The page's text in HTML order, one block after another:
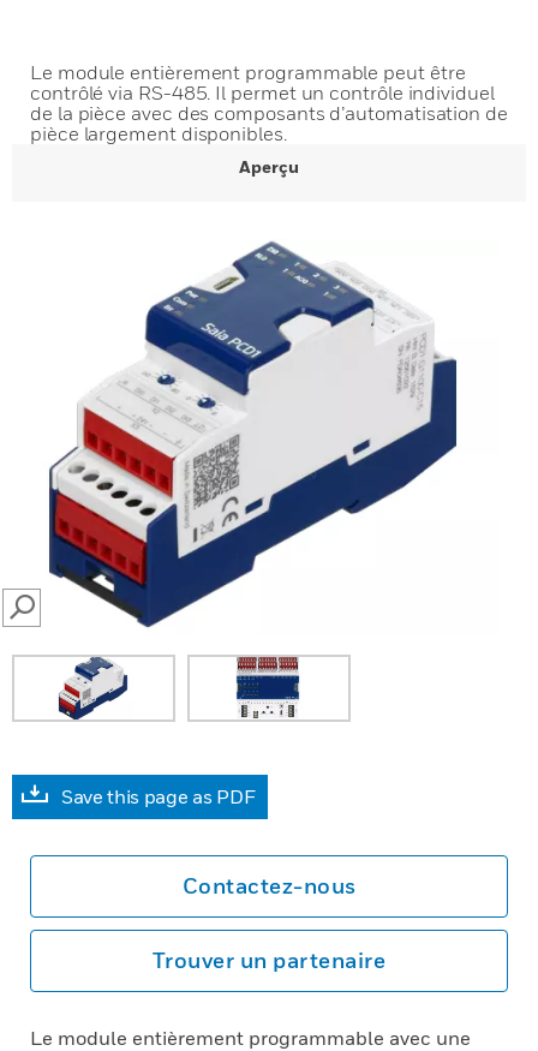
Le module entièrement programmable peut être
contrôlé via RS-485. Il permet un contrôle individuel
de la pièce avec des composants d’automatisation de
pièce largement disponibles.
Aperçu
SEARCH
Save this page as PDF
Contactez-nous
Trouver un partenaire
Le module entièrement programmable avec une